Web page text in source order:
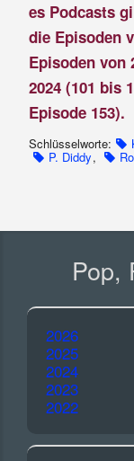
es Podcasts
die Episoden
Episoden von
2024 (101 bis
Episode 153).
Schlüsselworte:
P. Diddy,
Pop,
2026
2025
2024
2023
2022